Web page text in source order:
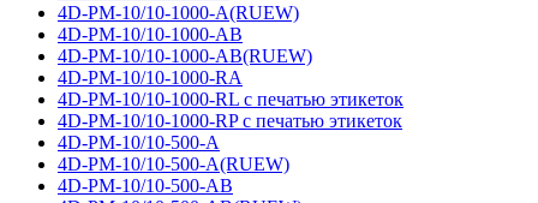
4D-PM-10/10-1000-A(RUEW)
4D-PM-10/10-1000-AB
4D-PM-10/10-1000-AB(RUEW)
4D-PM-10/10-1000-RA
4D-PM-10/10-1000-RL с печатью этикеток
4D-PM-10/10-1000-RP с печатью этикеток
4D-PM-10/10-500-A
4D-PM-10/10-500-A(RUEW)
4D-PM-10/10-500-AB